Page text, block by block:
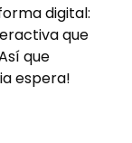
digital:
que
que
espera!